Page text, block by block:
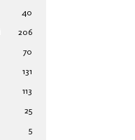
40
206
70
131
113
25
5